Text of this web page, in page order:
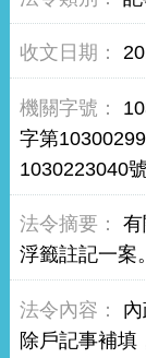
字第
1030223040號
浮籤註記一案。
除戶記事補填